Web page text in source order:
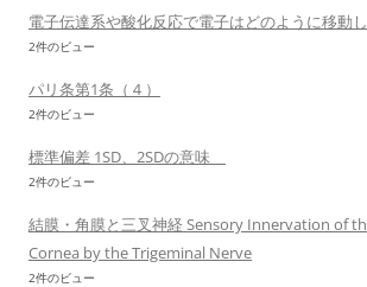
電子伝達系や酸化反応で電子はどのように移動
2件のビュー
パリ条第1条（４）
2件のビュー
標準偏差 1SD、2SDの意味
2件のビュー
結膜・角膜と三叉神経 Sensory Innervation of
Cornea by the Trigeminal Nerve
2件のビュー